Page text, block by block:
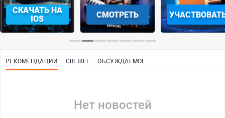
СКАЧАТЬ НА
IOS
СМОТРЕТЬ
РЕКОМЕНДАЦИИ СВЕЖЕЕ ОБСУЖДАЕМОЕ
Нет новостей